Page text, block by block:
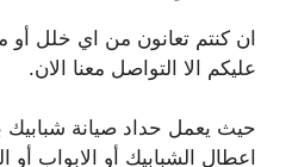
ان كنتم تعانون من اي خلل
عليكم الا التواصل معنا الان.
حيث يعمل حداد صيانة شبابيك
اعطال الشبابيك أو الابواب أو